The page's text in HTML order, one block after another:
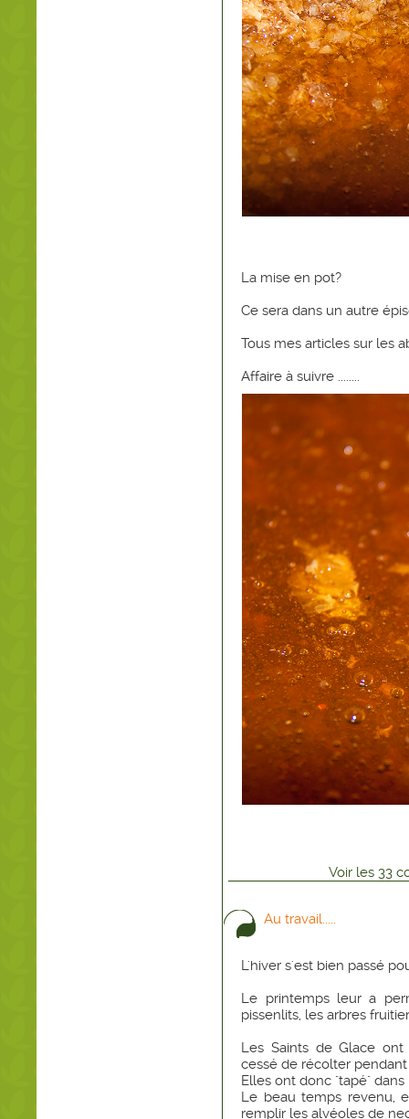
La mise en pot?
Ce sera dans un autre
Tous mes articles sur les
Affaire à suivre ........
Voir les 33
Au travail.....
L'hiver s'est bien passé
Le printemps leur a
pissenlits, les arbres
Les Saints de Glace
cessé de récolter
Elles ont donc "tapé" dans
Le beau temps revenu,
remplir les alvéoles de